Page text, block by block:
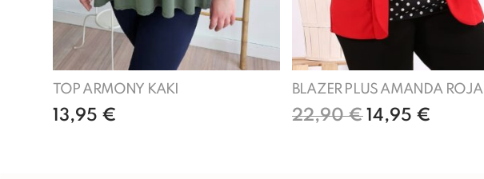
TOP ARMONY KAKI
13,95 €
BLAZER PLUS AMANDA ROJA
22,90€ 14,95 €